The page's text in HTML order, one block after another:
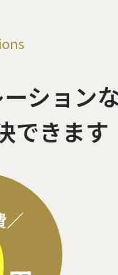
ション
できます
／